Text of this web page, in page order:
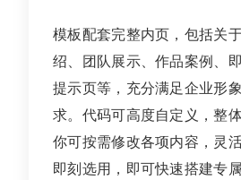
模板配套完整内页，包括关
绍、团队展示、作品案例、
提示页等，充分满足企业形
求。代码可高度自定义，整
你可按需修改各项内容，灵
即刻选用，即可快速搭建专属